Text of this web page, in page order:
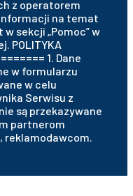
z operatorem
na temat
sekcji „Pomoc” w
POLITYKA
1. Dane
w formularzu
w celu
Serwisu z
są przekazywane
partnerom
reklamodawcom.